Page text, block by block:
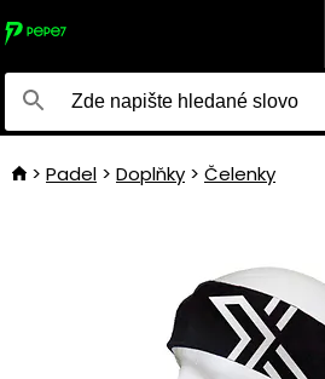
Padel Doplňky Čelenky